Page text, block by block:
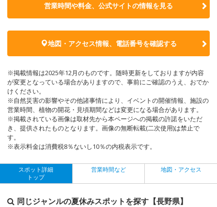
営業時間や料金、公式サイトの情報を見る
地図・アクセス情報、電話番号を確認する
※掲載情報は2025年12月のものです。随時更新をしておりますが内容
が変更となっている場合がありますので、事前にご確認のうえ、おでか
けください。
※自然災害の影響やその他諸事情により、イベントの開催情報、施設の
営業時間、植物の開花・見頃期間などは変更になる場合があります。
※掲載されている画像は取材先から本ページへの掲載の許諾をいただ
き、提供されたものとなります。画像の無断転載(二次使用)は禁止で
す。
※表示料金は消費税8％ないし10％の内税表示です。
スポット詳細
トップ
営業時間など 地図・アクセス
同じジャンルの夏休みスポットを探す【長野県】